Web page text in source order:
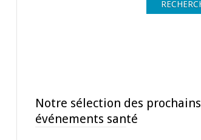
Notre sélection des prochains
événements santé